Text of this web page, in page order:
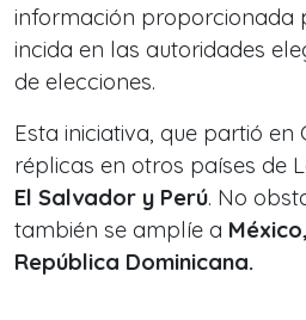
información proporcionada
incida en las autoridades
de elecciones.
Esta iniciativa, que partió en
réplicas en otros países de
El Salvador y Perú. No
también se amplíe a
República Dominicana.